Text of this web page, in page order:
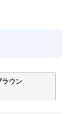
ラウン